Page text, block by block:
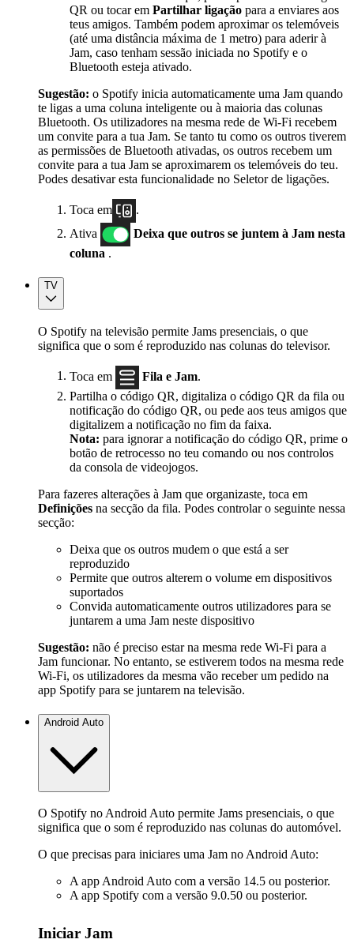
QR ou tocar em Partilhar ligação para a enviares aos
teus amigos. Também podem aproximar os telemóveis
(até uma distância máxima de 1 metro) para aderir à
Jam, caso tenham sessão iniciada no Spotify e o
Bluetooth esteja ativado.
Sugestão: o Spotify inicia automaticamente uma Jam quando
te ligas a uma coluna inteligente ou à maioria das colunas
Bluetooth. Os utilizadores na mesma rede de Wi-Fi recebem
um convite para a tua Jam. Se tanto tu como os outros tiverem
as permissões de Bluetooth ativadas, os outros recebem um
convite para a tua Jam se aproximarem os telemóveis do teu.
Podes desativar esta funcionalidade no Seletor de ligações.
Toca em
.
Ativa
Deixa que outros se juntem à Jam nesta
coluna .
TV
O Spotify na televisão permite Jams presenciais, o que
significa que o som é reproduzido nas colunas do televisor.
Toca em Fila e Jam.
Partilha o código QR, digitaliza o código QR da fila ou
notificação do código QR, ou pede aos teus amigos que
digitalizem a notificação no fim da faixa.
Nota: para ignorar a notificação do código QR, prime o
botão de retrocesso no teu comando ou nos controlos
da consola de videojogos.
Para fazeres alterações à Jam que organizaste, toca em
Definições na secção da fila. Podes controlar o seguinte nessa
secção:
Deixa que os outros mudem o que está a ser
reproduzido
Permite que outros alterem o volume em dispositivos
suportados
Convida automaticamente outros utilizadores para se
juntarem a uma Jam neste dispositivo
Sugestão: não é preciso estar na mesma rede Wi-Fi para a
Jam funcionar. No entanto, se estiverem todos na mesma rede
Wi-Fi, os utilizadores da mesma vão receber um pedido na
app Spotify para se juntarem na televisão.
Android Auto
O Spotify no Android Auto permite Jams presenciais, o que
significa que o som é reproduzido nas colunas do automóvel.
O que precisas para iniciares uma Jam no Android Auto:
A app Android Auto com a versão 14.5 ou posterior.
A app Spotify com a versão 9.0.50 ou posterior.
Iniciar Jam